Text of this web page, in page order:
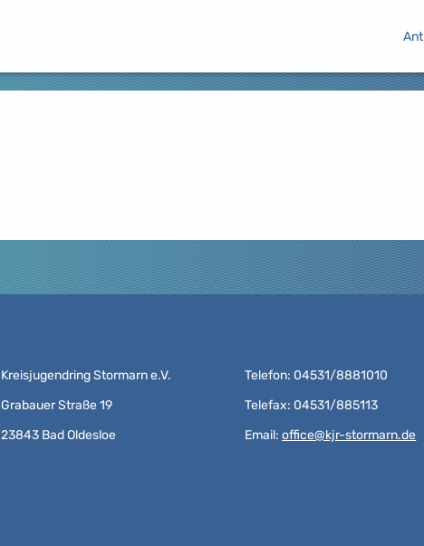
Kreisjugendring Stormarn e.V.
Grabauer Straße 19
23843 Bad Oldesloe
Telefon: 04531/8881010
Telefax: 04531/885113
Email:office@kjr-stormarn.de